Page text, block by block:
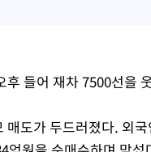
후 들어 재차 7500선을
매도가 두드러졌다. 외